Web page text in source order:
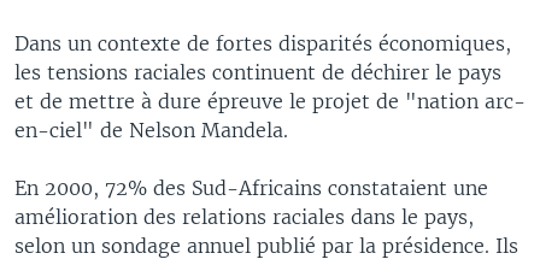
Dans un contexte de fortes disparités économiques,
les tensions raciales continuent de déchirer le pays
et de mettre à dure épreuve le projet de "nation arc-
en-ciel" de Nelson Mandela.
En 2000, 72% des Sud-Africains constataient une
amélioration des relations raciales dans le pays,
selon un sondage annuel publié par la présidence. Ils